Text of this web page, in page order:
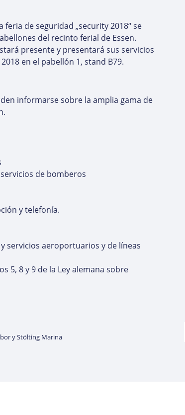
feria de seguridad „security 2018“ se
del recinto ferial de Essen.
presente y presentará sus servicios
en el pabellón 1, stand B79.
informarse sobre la amplia gama de
de bomberos
y telefonía.
servicios aeroportuarios y de líneas
5, 8 y 9 de la Ley alemana sobre
y Stölting Marina